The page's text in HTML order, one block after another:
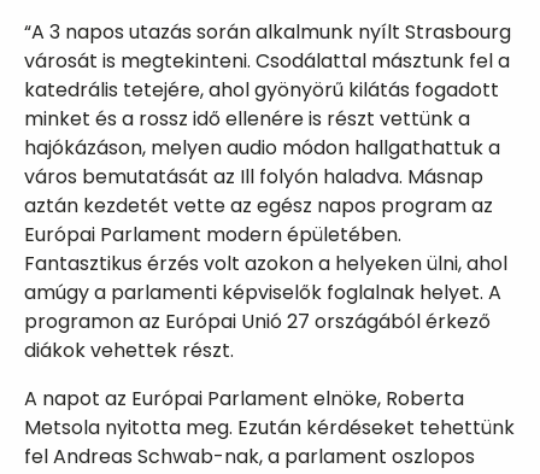
“A 3 napos utazás során alkalmunk nyílt Strasbourg
városát is megtekinteni. Csodálattal másztunk fel a
katedrális tetejére, ahol gyönyörű kilátás fogadott
minket és a rossz idő ellenére is részt vettünk a
hajókázáson, melyen audio módon hallgathattuk a
város bemutatását az Ill folyón haladva. Másnap
aztán kezdetét vette az egész napos program az
Európai Parlament modern épületében.
Fantasztikus érzés volt azokon a helyeken ülni, ahol
amúgy a parlamenti képviselők foglalnak helyet. A
programon az Európai Unió 27 országából érkező
diákok vehettek részt.
A napot az Európai Parlament elnöke, Roberta
Metsola nyitotta meg. Ezután kérdéseket tehettünk
fel Andreas Schwab-nak, a parlament oszlopos